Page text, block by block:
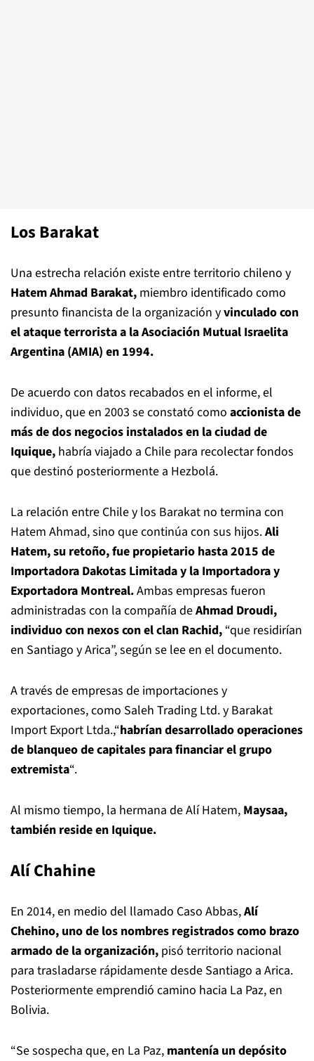
Los Barakat
Una estrecha relación existe entre territorio chileno y
Hatem Ahmad Barakat, miembro identificado como
presunto financista de la organización yvinculado con
el ataque terrorista a la Asociación Mutual Israelita
Argentina (AMIA) en 1994.
De acuerdo con datos recabados en el informe, el
individuo, que en 2003 se constató como accionista de
más de dos negocios instalados en la ciudad de
Iquique, habría viajado a Chile para recolectar fondos
que destinó posteriormente a Hezbolá.
La relación entre Chile y los Barakat no termina con
Hatem Ahmad, sino que continúa con sus hijos.Ali
Hatem, su retoño, fue propietario hasta 2015 de
Importadora Dakotas Limitada y la Importadora y
Exportadora Montreal.Ambas empresas fueron
administradas con la compañía deAhmad Droudi,
individuo con nexos con el clan Rachid, “que residirían
en Santiago y Arica”, según se lee en el documento.
A través de empresas de importaciones y
exportaciones, como Saleh Trading Ltd. y Barakat
Import Export Ltda.,“habrían desarrollado operaciones
de blanqueo de capitales para financiar el grupo
extremista“.
Al mismo tiempo, la hermana de Alí Hatem, Maysaa,
también reside en Iquique.
Alí Chahine
En 2014, en medio del llamado Caso Abbas,Alí
Chehino, uno de los nombres registrados como brazo
armado de la organización, pisó territorio nacional
para trasladarse rápidamente desde Santiago a Arica.
Posteriormente emprendió camino hacia La Paz, en
Bolivia.
“Se sospecha que, en La Paz, mantenía un depósito